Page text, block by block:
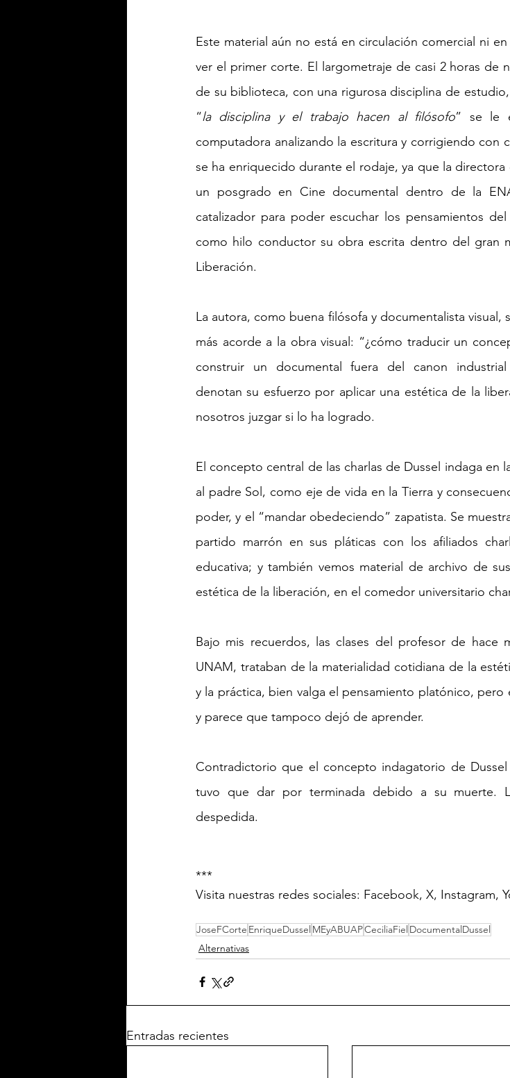
Este material aún no está en circulación comercial ni
ver el primer corte. El largometraje de casi 2 horas de
de su biblioteca, con una rigurosa disciplina de
“la disciplina y el trabajo hacen al filósofo” se le
computadora analizando la escritura y corrigiendo con
se ha enriquecido durante el rodaje, ya que la
un posgrado en Cine documental dentro de la
catalizador para poder escuchar los pensamientos
como hilo conductor su obra escrita dentro del gran
Liberación.
La autora, como buena filósofa y documentalista visual,
más acorde a la obra visual: “¿cómo traducir un
construir un documental fuera del canon industrial
denotan su esfuerzo por aplicar una estética de la
nosotros juzgar si lo ha logrado.
El concepto central de las charlas de Dussel indaga en
al padre Sol, como eje de vida en la Tierra y
poder, y el “mandar obedeciendo” zapatista. Se
partido marrón en sus pláticas con los afiliados
educativa; y también vemos material de archivo de
estética de la liberación, en el comedor universitario
Bajo mis recuerdos, las clases del profesor de hace
UNAM, trataban de la materialidad cotidiana de la
y la práctica, bien valga el pensamiento platónico, pero
y parece que tampoco dejó de aprender.
Contradictorio que el concepto indagatorio de
tuvo que dar por terminada debido a su muerte.
despedida.
***
Visita nuestras redes sociales: Facebook, X, Instagram,
JoseFCorte EnriqueDussel MEyABUAPCeciliaFiel DocumentalDussel
Alternativas
Entradas recientes